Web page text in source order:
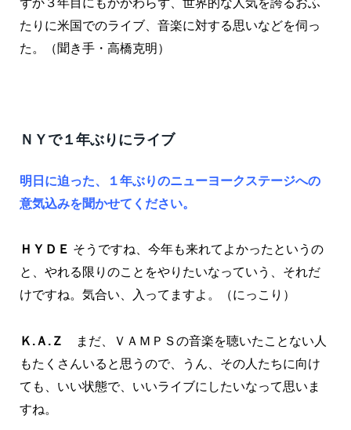
ずか３年目にもかかわらず、世界的な人気を誇るおふ
たりに米国でのライブ、音楽に対する思いなどを伺っ
た。（聞き手・高橋克明）
ＮＹで１年ぶりにライブ
明日に迫った、１年ぶりのニューヨークステージへの
意気込みを聞かせてください。
ＨＹＤＥ そうですね、今年も来れてよかったというの
と、やれる限りのことをやりたいなっていう、それだ
けですね。気合い、入ってますよ。（にっこり）
Ｋ.Ａ.Ｚ
まだ、ＶＡＭＰＳの音楽を聴いたことない人
もたくさんいると思うので、うん、その人たちに向け
ても、いい状態で、いいライブにしたいなって思いま
すね。